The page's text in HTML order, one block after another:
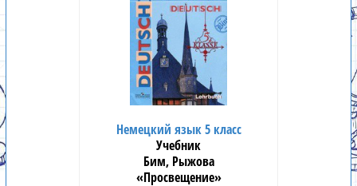
Немецкий язык 5 класс
Учебник
Бим, Рыжова
«Просвещение»